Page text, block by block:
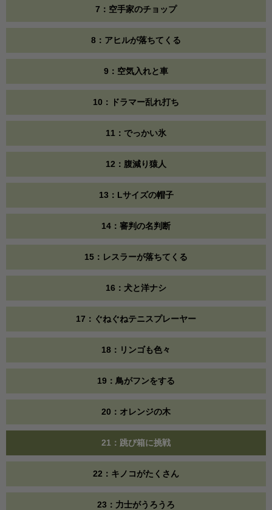
7：空手家のチョップ
8：アヒルが落ちてくる
9：空気入れと車
10：ドラマー乱れ打ち
11：でっかい氷
12：腹減り猿人
13：Lサイズの帽子
14：審判の名判断
15：レスラーが落ちてくる
16：犬と洋ナシ
17：ぐねぐねテニスプレーヤー
18：リンゴも色々
19：鳥がフンをする
20：オレンジの木
21：跳び箱に挑戦
22：キノコがたくさん
23：力士がうろうろ